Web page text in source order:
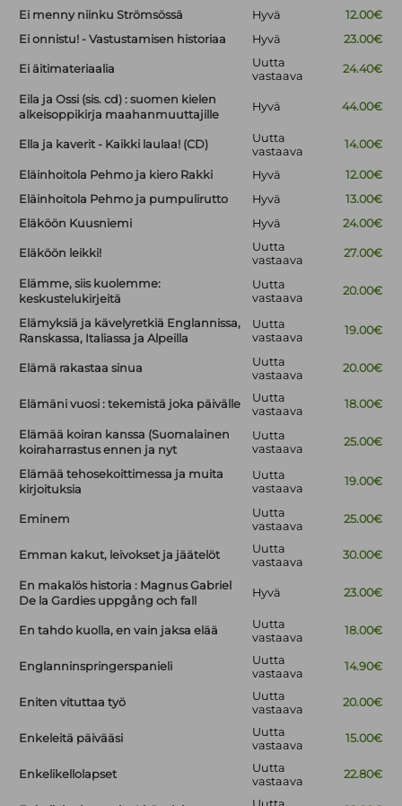
Ei menny niinku Strömsössä Hyvä
12.00€
Ei onnistu! - Vastustamisen historiaa
Hyvä 23.00€
Ei äitimateriaalia
Uutta
vastaava
24.40€
Eila ja Ossi (sis. cd) : suomen kielen
alkeisoppikirja maahanmuuttajille
Hyvä 44.00€
Ella ja kaverit - Kaikki laulaa! (CD)
Uutta
vastaava
14.00€
Eläinhoitola Pehmo ja kiero Rakki Hyvä
12.00€
Eläinhoitola Pehmo ja pumpulirutto
Hyvä
13.00€
Eläköön Kuusniemi
Hyvä 24.00€
Eläköön leikki!
Uutta
vastaava
27.00€
Elämme, siis kuolemme:
keskustelukirjeitä
Uutta
vastaava
20.00€
Elämyksiä ja kävelyretkiä Englannissa,
Ranskassa, Italiassa ja Alpeilla
Uutta
vastaava
19.00€
Elämä rakastaa sinua
Uutta
vastaava
20.00€
Elämäni vuosi : tekemistä joka päivälle
Uutta
vastaava
18.00€
Elämää koiran kanssa (Suomalainen
koiraharrastus ennen ja nyt
Uutta
vastaava
25.00€
Elämää tehosekoittimessa ja muita
kirjoituksia
Uutta
vastaava
19.00€
Eminem
Uutta
vastaava
25.00€
Emman kakut, leivokset ja jäätelöt
Uutta
vastaava
30.00€
En makalös historia : Magnus Gabriel
De la Gardies uppgång och fall
Hyvä 23.00€
En tahdo kuolla, en vain jaksa elää
Uutta
vastaava
18.00€
Englanninspringerspanieli
Uutta
vastaava
14.90€
Eniten vituttaa työ
Uutta
vastaava
20.00€
Enkeleitä päivääsi
Uutta
vastaava
15.00€
Enkelikellolapset
Uutta
vastaava
22.80€